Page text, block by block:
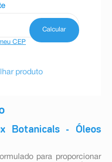
Botanicals - Óleos
para proporcionar
CEP
produto